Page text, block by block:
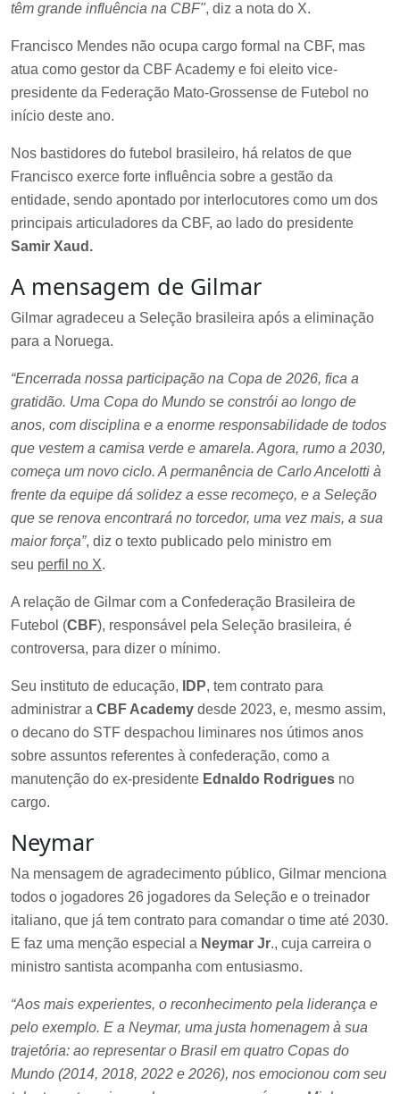
têm grande influência na CBF", diz a nota do X.
Francisco Mendes não ocupa cargo formal na CBF, mas
atua como gestor da CBF Academy e foi eleito vice-
presidente da Federação Mato-Grossense de Futebol no
início deste ano.
Nos bastidores do futebol brasileiro, há relatos de que
Francisco exerce forte influência sobre a gestão da
entidade, sendo apontado por interlocutores como um dos
principais articuladores da CBF, ao lado do presidente
Samir Xaud.
A mensagem de Gilmar
Gilmar agradeceu a Seleção brasileira após a eliminação
para a Noruega.
“Encerrada nossa participação na Copa de 2026, fica a
gratidão. Uma Copa do Mundo se constrói ao longo de
anos, com disciplina e a enorme responsabilidade de todos
que vestem a camisa verde e amarela. Agora, rumo a 2030,
começa um novo ciclo. A permanência de Carlo Ancelotti à
frente da equipe dá solidez a esse recomeço, e a Seleção
que se renova encontrará no torcedor, uma vez mais, a sua
maior força”, diz o texto publicado pelo ministro em
seu perfil no X.
A relação de Gilmar com a Confederação Brasileira de
Futebol (CBF), responsável pela Seleção brasileira, é
controversa, para dizer o mínimo.
Seu instituto de educação, IDP, tem contrato para
administrar a CBF Academy desde 2023, e, mesmo assim,
o decano do STF despachou liminares nos útimos anos
sobre assuntos referentes à confederação, como a
manutenção do ex-presidente Ednaldo Rodrigues no
cargo.
Neymar
Na mensagem de agradecimento público, Gilmar menciona
todos o jogadores 26 jogadores da Seleção e o treinador
italiano, que já tem contrato para comandar o time até 2030.
E faz uma menção especial a Neymar Jr., cuja carreira o
ministro santista acompanha com entusiasmo.
“Aos mais experientes, o reconhecimento pela liderança e
pelo exemplo. E a Neymar, uma justa homenagem à sua
trajetória: ao representar o Brasil em quatro Copas do
Mundo (2014, 2018, 2022 e 2026), nos emocionou com seu